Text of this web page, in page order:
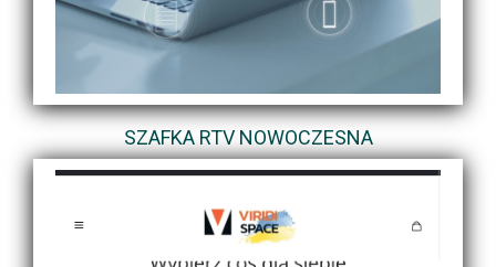
SZAFKA RTV NOWOCZESNA